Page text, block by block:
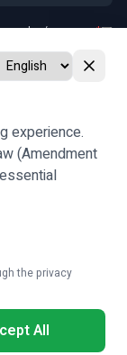
*אני מסכים/ה ל
אני מאשר/ת קבלת
שים לב:אימות גיל
עקבו אחרינו
קבלו ייעוץ
experience.
(Amendment
the privacy
All